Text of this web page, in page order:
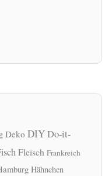
Deko DIYDo-it-
Fleisch Frankreich
Hähnchen